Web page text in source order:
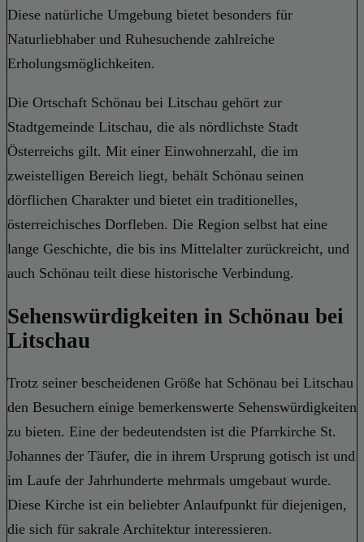
Diese natürliche Umgebung bietet besonders für
Naturliebhaber und Ruhesuchende zahlreiche
Erholungsmöglichkeiten.
Die Ortschaft Schönau bei Litschau gehört zur
Stadtgemeinde Litschau, die als nördlichste Stadt
Österreichs gilt. Mit einer Einwohnerzahl, die im
zweistelligen Bereich liegt, behält Schönau seinen
dörflichen Charakter und bietet ein traditionelles,
österreichisches Dorfleben. Die Region selbst hat eine
lange Geschichte, die bis ins Mittelalter zurückreicht, und
auch Schönau teilt diese historische Verbindung.
Sehenswürdigkeiten in Schönau bei
Litschau
Trotz seiner bescheidenen Größe hat Schönau bei Litschau
den Besuchern einige bemerkenswerte Sehenswürdigkeiten
zu bieten. Eine der bedeutendsten ist die Pfarrkirche St.
Johannes der Täufer, die in ihrem Ursprung gotisch ist und
im Laufe der Jahrhunderte mehrmals umgebaut wurde.
Diese Kirche ist ein beliebter Anlaufpunkt für diejenigen,
die sich für sakrale Architektur interessieren.